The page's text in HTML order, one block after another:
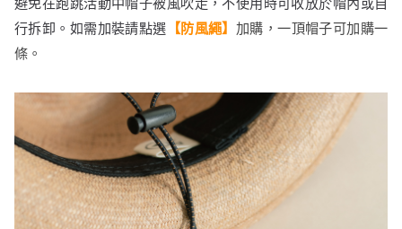
行拆卸。如需加裝請點選 【防風繩】 加購，一頂帽子可加購一
條。